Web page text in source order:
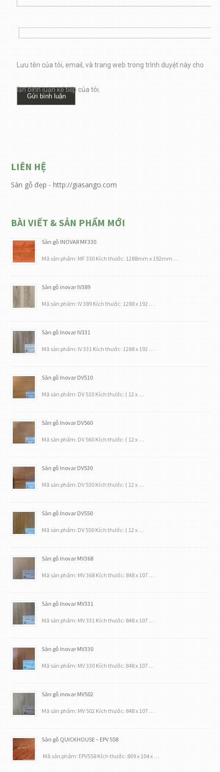
Lưu tên của tôi, email, và trang web trong trình duyệt này cho
lần bình luận kế tiếp của tôi.
LIÊN HỆ
Sàn gỗ đẹp - http://giasango.com
BÀI VIẾT & SẢN PHẨM MỚI
Sàn gỗ INOVAR MF330
Mã sản phẩm: MF 330 Kích thước: 1288mm x 192mm …
Sàn gỗ inovar IV389
Mã sản phẩm: IV 389 Kích thước: 1288 x 192 …
Sàn gỗ Inovar IV331
Mã sản phẩm: IV 331 Kích thước: 1288 x 192 …
Sàn gỗ Inovar DV510
Mã sản phẩm: DV 510 Kích thước: ( 12 x …
Sàn gỗ Inovar DV560
Mã sản phẩm: DV 560 Kích thước: ( 12 x …
Sàn gỗ Inovar DV530
Mã sản phẩm: DV 530 Kích thước: ( 12 x …
Sàn gỗ Inovar DV550
Mã sản phẩm: DV 550 Kích thước: ( 12 x …
Sàn gỗ Inovar MV368
Mã sản phẩm: MV 368 Kích thước: 848 x 107 …
Sàn gỗ Inovar MV331
Mã sản phẩm: MV 331 Kích thước: 848 x 107 …
Sàn gỗ Inovar MV330
Mã sản phẩm: MV 330 Kích thước: 848 x 107 …
Sàn gỗ inovar MV502
Mã sản phẩm: MV 502 Kích thước: 848 x 107 …
Sàn gỗ QUICKHOUSE – EPV 558
Mã sản phẩm: EPV558 Kích thước: 809 x 104 x …